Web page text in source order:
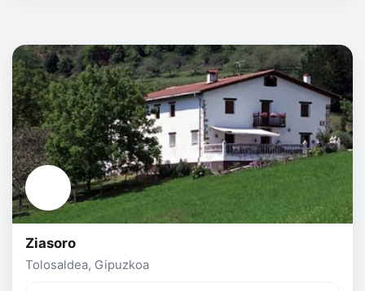
Ziasoro
Tolosaldea, Gipuzkoa